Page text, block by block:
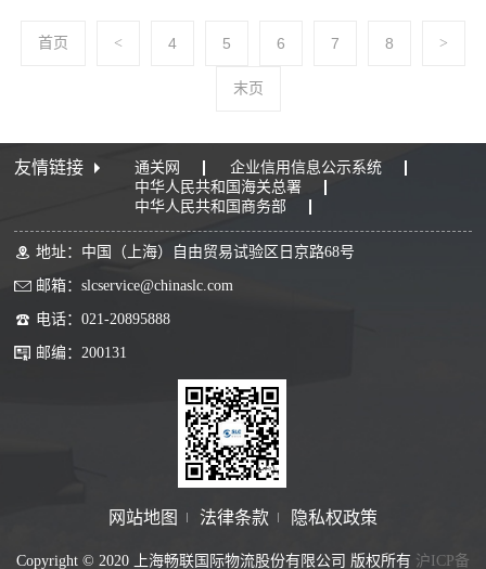
首页 < 4 5 6 7 8 >
末页
友情链接 通关网
企业信用信息公示系统
中华人民共和国海关总署
中华人民共和国商务部
地址：中国（上海）自由贸易试验区日京路68号
邮箱：slcservice@chinaslc.com
电话：021-20895888
邮编：200131
网站地图 法律条款 隐私权政策
Copyright © 2020 上海畅联国际物流股份有限公司 版权所有 沪ICP备